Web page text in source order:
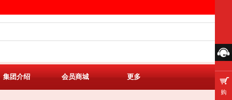
集团介绍 会员商城 更多
购